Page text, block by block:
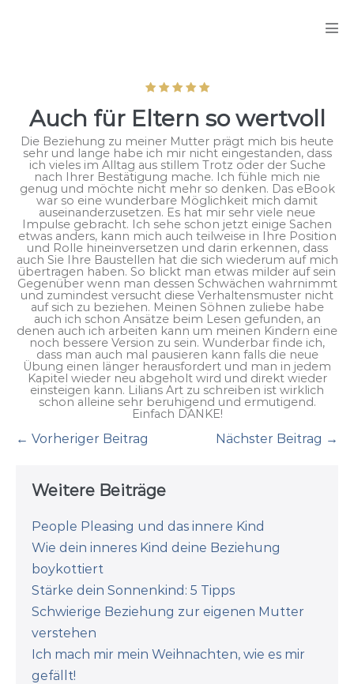
Auch für Eltern so wertvoll
Die Beziehung zu meiner Mutter prägt mich bis heute
sehr und lange habe ich mir nicht eingestanden, dass
ich vieles im Alltag aus stillem Trotz oder der Suche
nach Ihrer Bestätigung mache. Ich fühle mich nie
genug und möchte nicht mehr so denken. Das eBook
war so eine wunderbare Möglichkeit mich damit
auseinanderzusetzen. Es hat mir sehr viele neue
Impulse gebracht. Ich sehe schon jetzt einige Sachen
etwas anders, kann mich auch teilweise in Ihre Position
und Rolle hineinversetzen und darin erkennen, dass
auch Sie Ihre Baustellen hat die sich wiederum auf mich
übertragen haben. So blickt man etwas milder auf sein
Gegenüber wenn man dessen Schwächen wahrnimmt
und zumindest versucht diese Verhaltensmuster nicht
auf sich zu beziehen. Meinen Söhnen zuliebe habe
auch ich schon Ansätze beim Lesen gefunden, an
denen auch ich arbeiten kann um meinen Kindern eine
noch bessere Version zu sein. Wunderbar finde ich,
dass man auch mal pausieren kann falls die neue
Übung einen länger herausfordert und man in jedem
Kapitel wieder neu abgeholt wird und direkt wieder
einsteigen kann. Lilians Art zu schreiben ist wirklich
schon alleine sehr beruhigend und ermutigend.
Einfach DANKE!
Beitragsnavigation
← Vorheriger Beitrag Nächster Beitrag →
Weitere Beiträge
People Pleasing und das innere Kind
Wie dein inneres Kind deine Beziehung
boykottiert
Stärke dein Sonnenkind: 5 Tipps
Schwierige Beziehung zur eigenen Mutter
verstehen
Ich mach mir mein Weihnachten, wie es mir
gefällt!